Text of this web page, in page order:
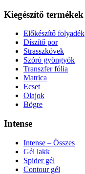
Kiegészítő termékek
Előkészítő folyadék
Díszítő por
Strasszkövek
Szóró gyöngyök
Transzfer fólia
Matrica
Ecset
Olajok
Bögre
Intense
Intense – Összes
Gél lakk
Spider gél
Contour gél